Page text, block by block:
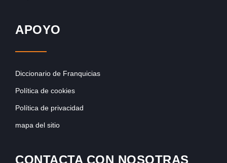
APOYO
Diccionario de Franquicias
Política de cookies
Política de privacidad
mapa del sitio
CONTACTA CON NOSOTRAS